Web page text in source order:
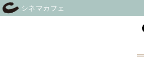
シネマカフェ